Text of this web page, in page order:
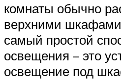
комнаты обычно
верхними
самый простой
освещения – это
освещение под